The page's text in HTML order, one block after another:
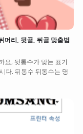
머리, 뒷골, 뒤골 맞춤법
요, 뒷통수가 맞는 표기
다. 뒤통수 뒤통수는 명